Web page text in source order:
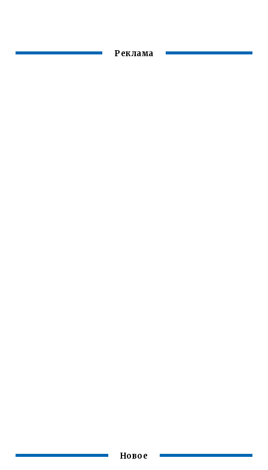
Реклама
Новое